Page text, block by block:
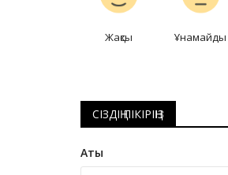
Жақсы Ұнамайды
СІЗДІҢ ПІКІРІҢІЗ
Аты